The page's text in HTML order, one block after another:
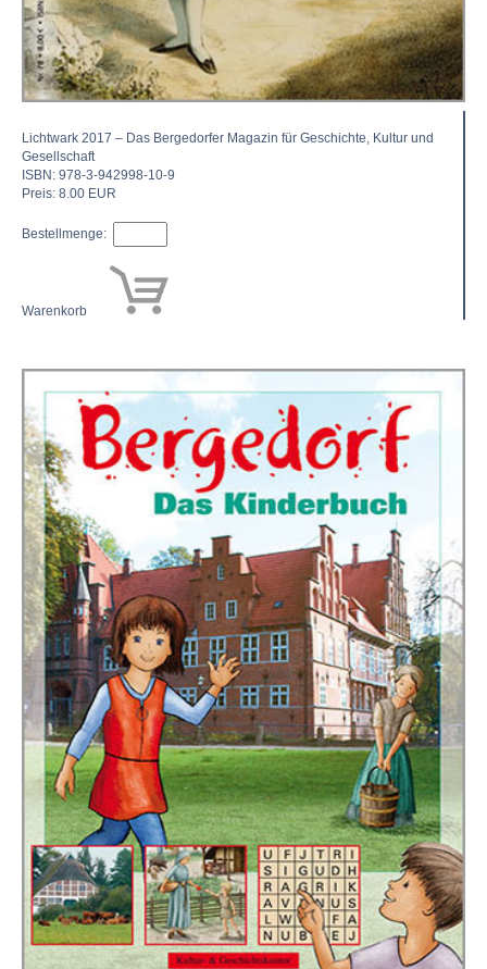
Lichtwark 2017 – Das Berge­dorfer Magazin für Geschich­te, Kultur und
Gesellschaft
ISBN: 978-3-942998-10-9
Preis: 8.00 EUR
Bestellmenge:
Warenkorb